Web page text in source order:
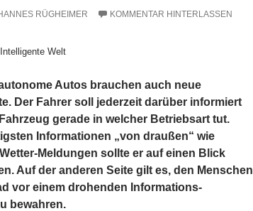
RÜGHEIMER KOMMENTAR HINTERLASSEN
Welt
Autos brauchen auch neue
Der Fahrer soll jederzeit darüber informiert
gerade in welcher Betriebsart tut.
Informationen „von draußen“ wie
Meldungen sollte er auf einen Blick
Auf der anderen Seite gilt es, den Menschen
vor einem drohenden Informations-
bewahren.